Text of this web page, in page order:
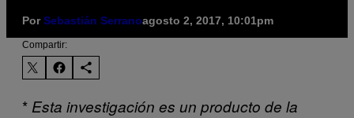
PorSebastián Serranoagosto 2, 2017, 10:01pm
Compartir:
* Esta investigación es un producto de la